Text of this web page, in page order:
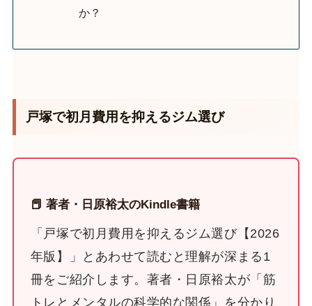
か？
戸塚で初月費用を抑えるジム選び
📕 著者・日原裕太のKindle書籍
「戸塚で初月費用を抑えるジム選び【2026
年版】」とあわせて読むと理解が深まる1
冊をご紹介します。著者・日原裕太が「筋
トレとメンタルの科学的な関係」を分かり